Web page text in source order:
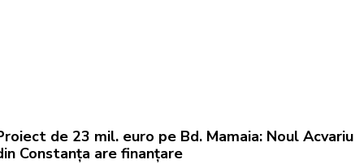
de 23 mil. euro pe Bd. Mamaia: Noul Acvariu
Constanța are finanțare